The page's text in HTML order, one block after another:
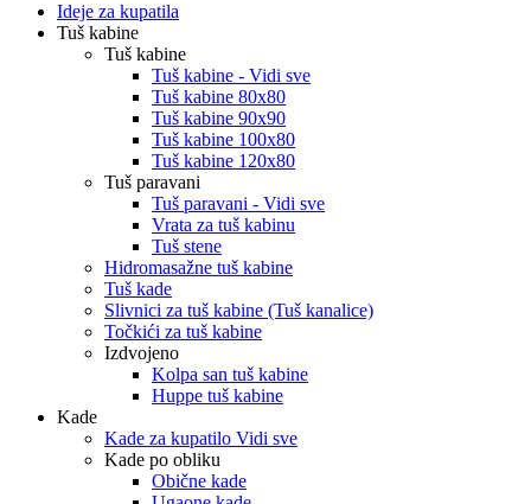
Ideje za kupatila
Tuš kabine
Tuš kabine
Tuš kabine - Vidi sve
Tuš kabine 80x80
Tuš kabine 90x90
Tuš kabine 100x80
Tuš kabine 120x80
Tuš paravani
Tuš paravani - Vidi sve
Vrata za tuš kabinu
Tuš stene
Hidromasažne tuš kabine
Tuš kade
Slivnici za tuš kabine (Tuš kanalice)
Točkići za tuš kabine
Izdvojeno
Kolpa san tuš kabine
Huppe tuš kabine
Kade
Kade za kupatilo Vidi sve
Kade po obliku
Obične kade